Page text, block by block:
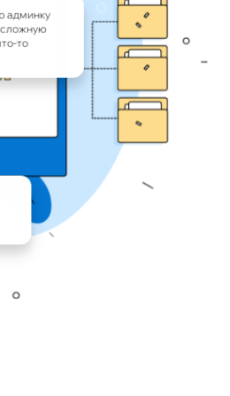
админку
сложную
то